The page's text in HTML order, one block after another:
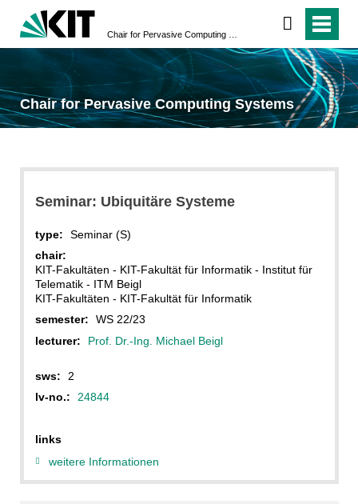
Chair for Pervasive Computing Systems
Seminar: Ubiquitäre Systeme
type:
Seminar (S)
chair:
KIT-Fakultäten - KIT-Fakultät für Informatik - Institut für
Telematik - ITM Beigl
KIT-Fakultäten - KIT-Fakultät für Informatik
semester:
WS 22/23
lecturer:
Prof. Dr.-Ing. Michael Beigl
sws:
2
lv-no.:
24844
links
weitere Informationen